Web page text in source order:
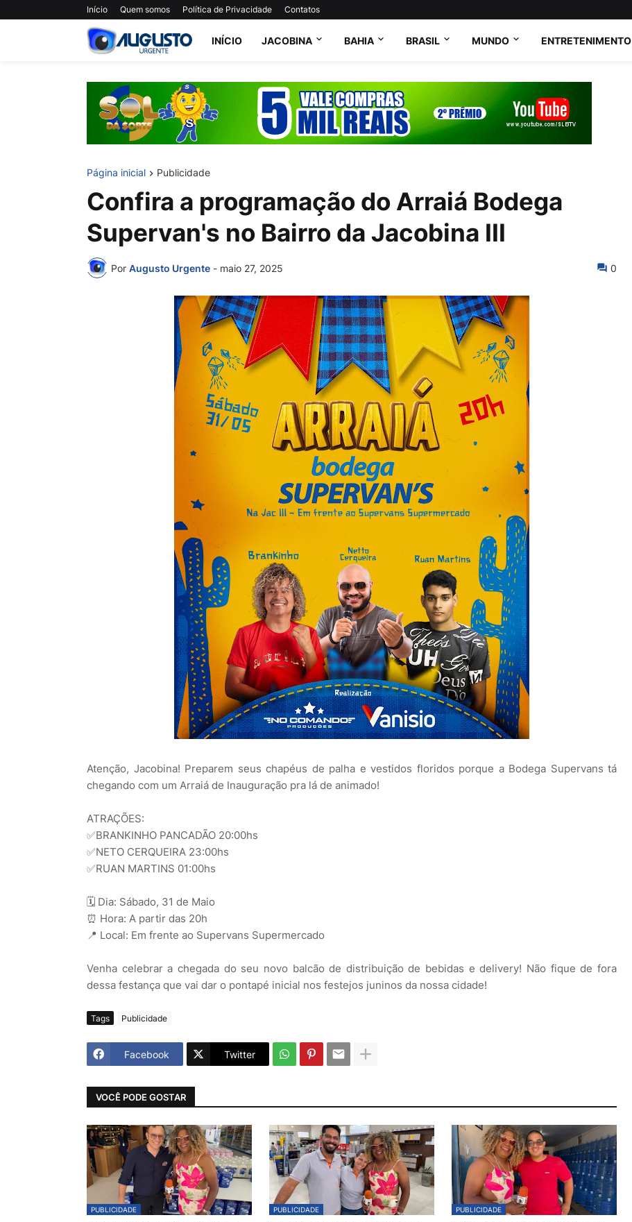
Início Quem somos Política de Privacidade Contatos
INÍCIO JACOBINA BAHIA BRASIL MUNDO ENTRETENIMENTO
Página inicial Publicidade
Confira a programação do Arraiá Bodega
Supervan's no Bairro da Jacobina III
Por Augusto Urgente - maio 27, 2025 0
Atenção, Jacobina! Preparem seus chapéus de palha e vestidos floridos porque a Bodega Supervans tá
chegando com um Arraiá de Inauguração pra lá de animado!
ATRAÇÕES:
✅BRANKINHO PANCADÃO 20:00hs
✅NETO CERQUEIRA 23:00hs
✅RUAN MARTINS 01:00hs
🗓️ Dia: Sábado, 31 de Maio
⏰ Hora: A partir das 20h
📍 Local: Em frente ao Supervans Supermercado
Venha celebrar a chegada do seu novo balcão de distribuição de bebidas e delivery! Não fique de fora
dessa festança que vai dar o pontapé inicial nos festejos juninos da nossa cidade!
Tags Publicidade
Facebook Twitter
VOCÊ PODE GOSTAR
PUBLICIDADE PUBLICIDADE PUBLICIDADE